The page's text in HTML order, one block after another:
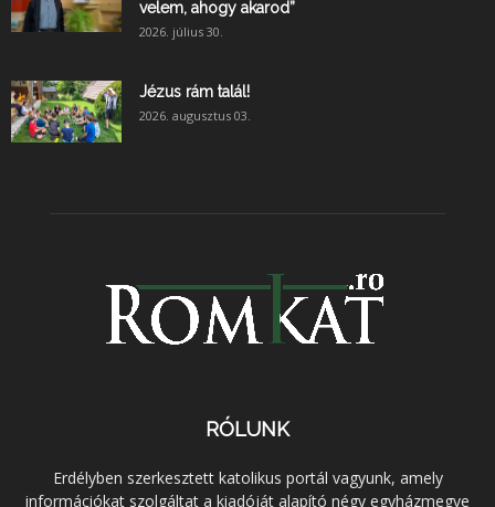
velem, ahogy akarod”
2026. július 30.
Jézus rám talál!
2026. augusztus 03.
RÓLUNK
Erdélyben szerkesztett katolikus portál vagyunk, amely
információkat szolgáltat a kiadóját alapító négy egyházmegye